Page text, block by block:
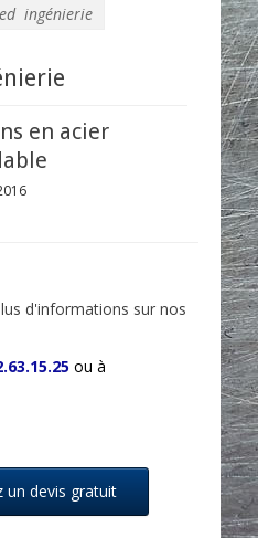
ingénierie
en acier
d'informations sur nos
ou à
un devis gratuit